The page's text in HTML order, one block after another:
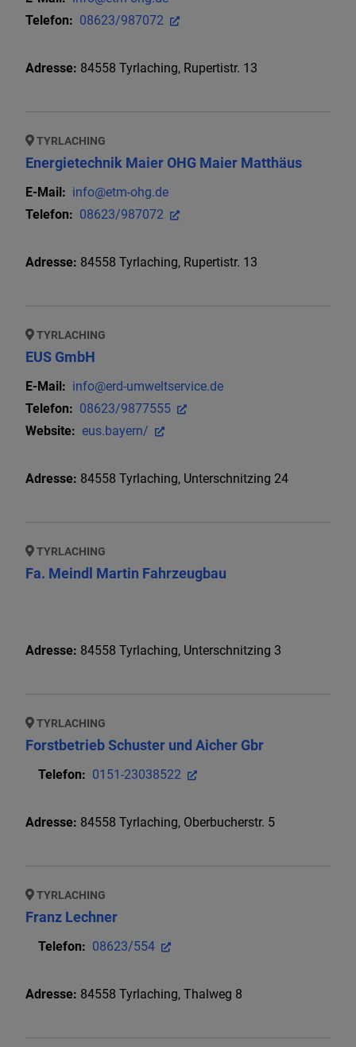
Telefon: 08623/987072
Adresse: 84558 Tyrlaching, Rupertistr. 13
TYRLACHING
Energietechnik Maier OHG Maier Matthäus
E-Mail: info@etm-ohg.de
Telefon: 08623/987072
Adresse: 84558 Tyrlaching, Rupertistr. 13
TYRLACHING
EUS GmbH
E-Mail: info@erd-umweltservice.de
Telefon: 08623/9877555
Website: eus.bayern/
Adresse: 84558 Tyrlaching, Unterschnitzing 24
TYRLACHING
Fa. Meindl Martin Fahrzeugbau
Adresse: 84558 Tyrlaching, Unterschnitzing 3
TYRLACHING
Forstbetrieb Schuster und Aicher Gbr
Telefon: 0151-23038522
Adresse: 84558 Tyrlaching, Oberbucherstr. 5
TYRLACHING
Franz Lechner
Telefon: 08623/554
Adresse: 84558 Tyrlaching, Thalweg 8